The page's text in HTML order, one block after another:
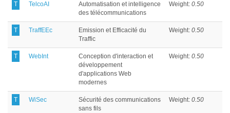
T TelcoAI
Automatisation et intelligence
des télécommunications
Weight: 0.50
T TraffEEc
Emission et Efficacité du
Traffic
Weight: 0.50
T WebInt
Conception d'interaction et
développement
d'applications Web
modernes
Weight: 0.50
T WiSec
Sécurité des communications
sans fils
Weight: 0.50